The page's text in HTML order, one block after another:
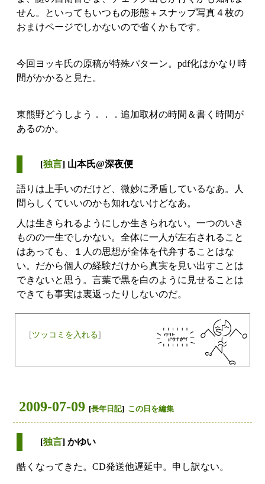
せん。といってもいつもの形態＋スナップ写真４枚の
おまけページでしかないので省くかもです。
今回ヨッキ氏の原稿が特殊パターン。pdf化はかなり時
間がかかると見た。
東熊野どうしよう．．．追加取材の時間＆書く時間が
あるのか。
[独言] 山本氏@深夜便
語りは上手いのだけど、微妙に矛盾しているなあ。人
間らしくていいのかも知れないけどなあ。
人は生きられるようにしか生きられない。一つのいき
ものの一生でしかない。全体に一人が左右されること
はあっても、１人の思想が全体を代弁することはな
い。だから個人の経験だけから真実を見い出すことは
できないと思う。言葉で黒を白のように見せることは
できても事実は裏返ったりしないのだ。
[ツッコミを入れる]
2009-07-09 [長年日記] この日を編集
[独言] かゆい
酷くなってきた。CD発送他遅延中。申し訳ない。